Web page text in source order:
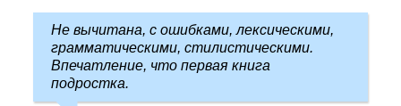
Не вычитана, с ошибками, лексическими,
грамматическими, стилистическими.
Впечатление, что первая книга
подростка.